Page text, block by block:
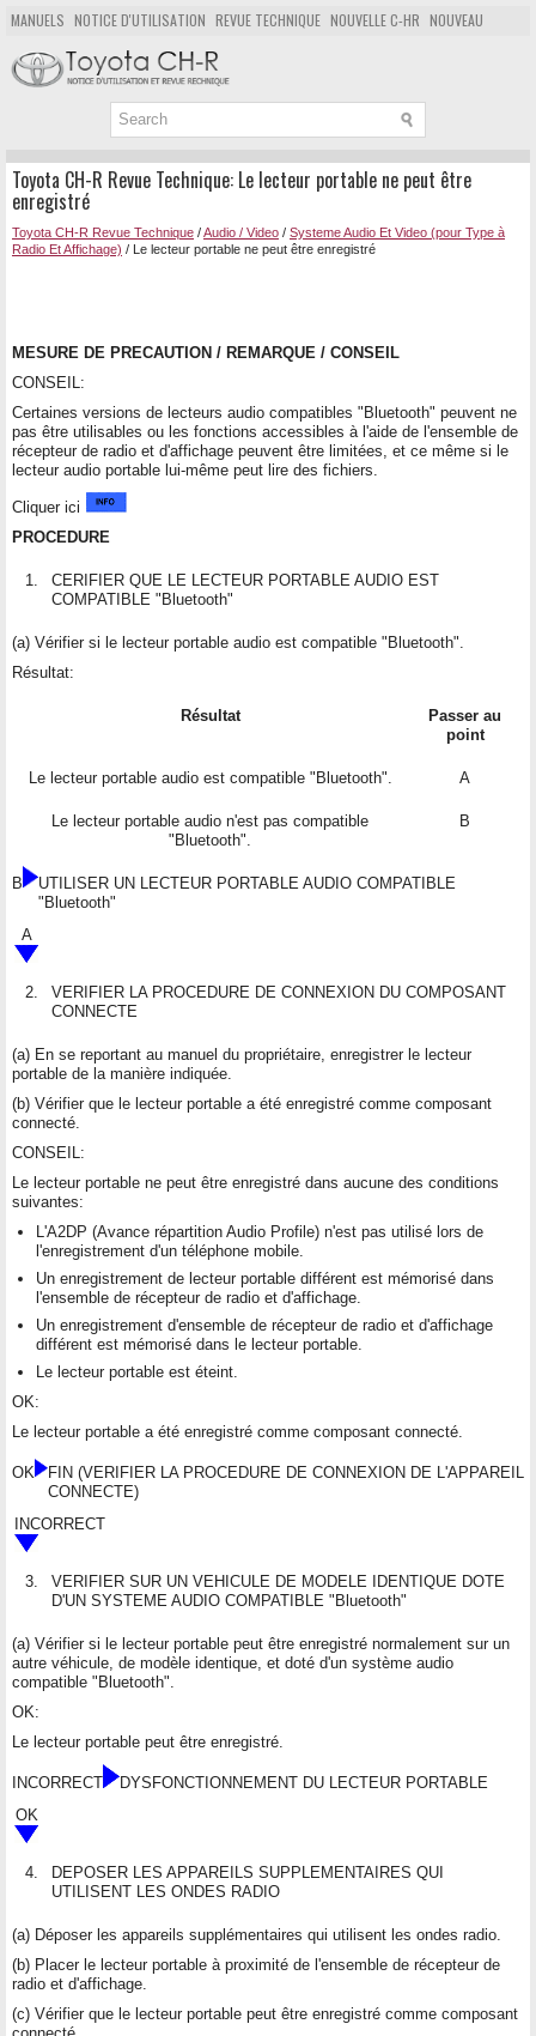
MANUELS NOTICE D'UTILISATION REVUE TECHNIQUE NOUVELLE C-HR NOUVEAU
POPULAIRE
PLAN DU SITE CHERCHER
Toyota CH-R Revue Technique: Le lecteur portable ne peut être
enregistré
Toyota CH-R Revue Technique /Audio / Video / Systeme Audio Et Video (pour Type à
Radio Et Affichage) / Le lecteur portable ne peut être enregistré
MESURE DE PRECAUTION / REMARQUE / CONSEIL
CONSEIL:
Certaines versions de lecteurs audio compatibles "Bluetooth" peuvent ne
pas être utilisables ou les fonctions accessibles à l'aide de l'ensemble de
récepteur de radio et d'affichage peuvent être limitées, et ce même si le
lecteur audio portable lui-même peut lire des fichiers.
Cliquer ici
PROCEDURE
1.
CERIFIER QUE LE LECTEUR PORTABLE AUDIO EST
COMPATIBLE "Bluetooth"
(a) Vérifier si le lecteur portable audio est compatible "Bluetooth".
Résultat:
Résultat
Passer au
point
Le lecteur portable audio est compatible "Bluetooth". A
Le lecteur portable audio n'est pas compatible
"Bluetooth".
B
B
UTILISER UN LECTEUR PORTABLE AUDIO COMPATIBLE
"Bluetooth"
A
2.
VERIFIER LA PROCEDURE DE CONNEXION DU COMPOSANT
CONNECTE
(a) En se reportant au manuel du propriétaire, enregistrer le lecteur
portable de la manière indiquée.
(b) Vérifier que le lecteur portable a été enregistré comme composant
connecté.
CONSEIL:
Le lecteur portable ne peut être enregistré dans aucune des conditions
suivantes:
L'A2DP (Avance répartition Audio Profile) n'est pas utilisé lors de
l'enregistrement d'un téléphone mobile.
Un enregistrement de lecteur portable différent est mémorisé dans
l'ensemble de récepteur de radio et d'affichage.
Un enregistrement d'ensemble de récepteur de radio et d'affichage
différent est mémorisé dans le lecteur portable.
Le lecteur portable est éteint.
OK:
Le lecteur portable a été enregistré comme composant connecté.
OK
FIN (VERIFIER LA PROCEDURE DE CONNEXION DE L'APPAREIL
CONNECTE)
INCORRECT
3.
VERIFIER SUR UN VEHICULE DE MODELE IDENTIQUE DOTE
D'UN SYSTEME AUDIO COMPATIBLE "Bluetooth"
(a) Vérifier si le lecteur portable peut être enregistré normalement sur un
autre véhicule, de modèle identique, et doté d'un système audio
compatible "Bluetooth".
OK:
Le lecteur portable peut être enregistré.
INCORRECT
DYSFONCTIONNEMENT DU LECTEUR PORTABLE
OK
4.
DEPOSER LES APPAREILS SUPPLEMENTAIRES QUI
UTILISENT LES ONDES RADIO
(a) Déposer les appareils supplémentaires qui utilisent les ondes radio.
(b) Placer le lecteur portable à proximité de l'ensemble de récepteur de
radio et d'affichage.
(c) Vérifier que le lecteur portable peut être enregistré comme composant